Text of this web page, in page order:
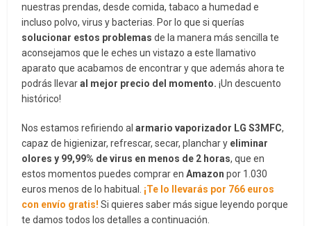
nuestras prendas, desde comida, tabaco a humedad e
incluso polvo, virus y bacterias. Por lo que si querías
solucionar estos problemas de la manera más sencilla te
aconsejamos que le eches un vistazo a este llamativo
aparato que acabamos de encontrar y que además ahora te
podrás llevaral mejor precio del momento. ¡Un descuento
histórico!
Nos estamos refiriendo alarmario vaporizador LG S3MFC,
capaz de higienizar, refrescar, secar, planchar y eliminar
olores y 99,99% de virus en menos de 2 horas, que en
estos momentos puedes comprar enAmazon por 1.030
euros menos de lo habitual. ¡Te lo llevarás por 766 euros
con envío gratis! Si quieres saber más sigue leyendo porque
te damos todos los detalles a continuación.